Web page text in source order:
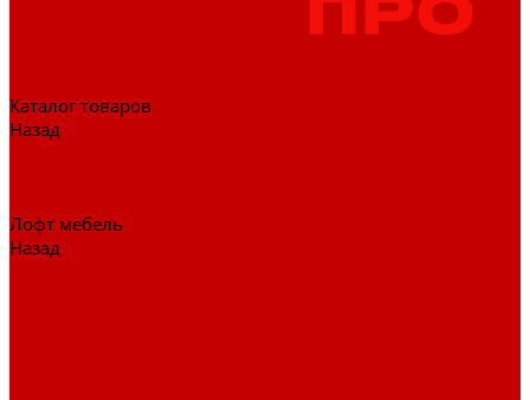
Каталог товаров
Назад
Лофт мебель
Назад